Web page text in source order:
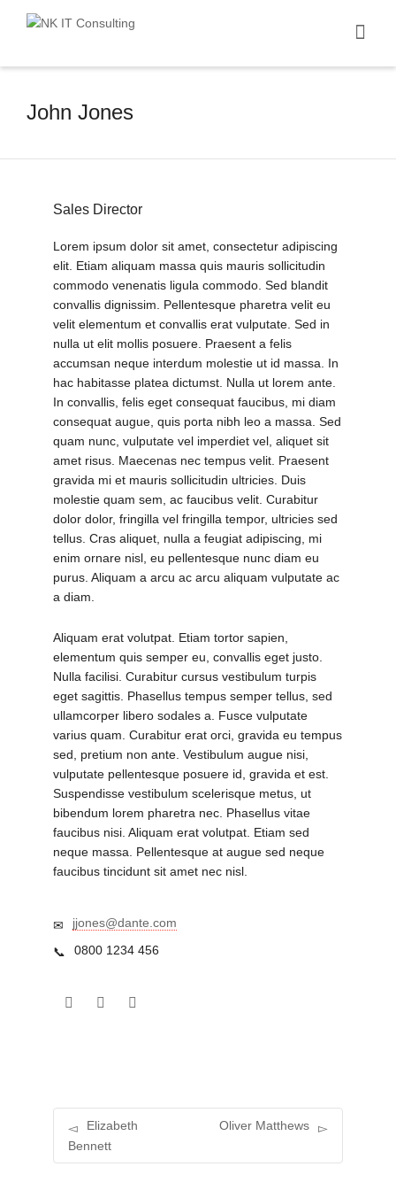
I'm looking for
John Jones
Sales Director
Lorem ipsum dolor sit amet, consectetur adipiscing
elit. Etiam aliquam massa quis mauris sollicitudin
commodo venenatis ligula commodo. Sed blandit
convallis dignissim. Pellentesque pharetra velit eu
velit elementum et convallis erat vulputate. Sed in
nulla ut elit mollis posuere. Praesent a felis
accumsan neque interdum molestie ut id massa. In
hac habitasse platea dictumst. Nulla ut lorem ante.
In convallis, felis eget consequat faucibus, mi diam
consequat augue, quis porta nibh leo a massa. Sed
quam nunc, vulputate vel imperdiet vel, aliquet sit
amet risus. Maecenas nec tempus velit. Praesent
gravida mi et mauris sollicitudin ultricies. Duis
molestie quam sem, ac faucibus velit. Curabitur
dolor dolor, fringilla vel fringilla tempor, ultricies sed
tellus. Cras aliquet, nulla a feugiat adipiscing, mi
enim ornare nisl, eu pellentesque nunc diam eu
purus. Aliquam a arcu ac arcu aliquam vulputate ac
a diam.
Aliquam erat volutpat. Etiam tortor sapien,
elementum quis semper eu, convallis eget justo.
Nulla facilisi. Curabitur cursus vestibulum turpis
eget sagittis. Phasellus tempus semper tellus, sed
ullamcorper libero sodales a. Fusce vulputate
varius quam. Curabitur erat orci, gravida eu tempus
sed, pretium non ante. Vestibulum augue nisi,
vulputate pellentesque posuere id, gravida et est.
Suspendisse vestibulum scelerisque metus, ut
bibendum lorem pharetra nec. Phasellus vitae
faucibus nisi. Aliquam erat volutpat. Etiam sed
neque massa. Pellentesque at augue sed neque
faucibus tincidunt sit amet nec nisl.
jjones@dante.com
0800 1234 456
Elizabeth
Bennett
Oliver Matthews